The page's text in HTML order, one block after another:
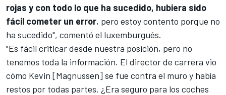
rojas y con todo lo que ha sucedido, hubiera sido
fácil cometer un error, pero estoy contento porque no
ha sucedido", comentó el luxemburgués.
"Es fácil criticar desde nuestra posición, pero no
tenemos toda la información. El director de carrera vio
cómo Kevin [Magnussen] se fue contra el muro y había
restos por todas partes. ¿Era seguro para los coches